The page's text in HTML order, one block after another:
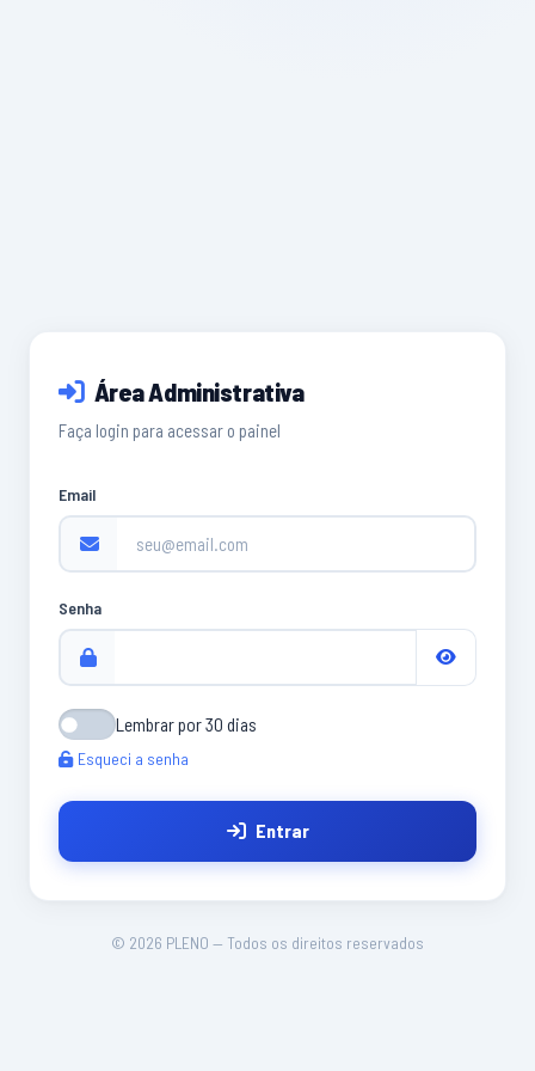
Área Administrativa
Faça login para acessar o painel
Email
Senha
Lembrar por 30 dias
Esqueci a senha
Entrar
© 2026 PLENO — Todos os direitos reservados